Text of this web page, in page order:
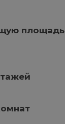
площадь